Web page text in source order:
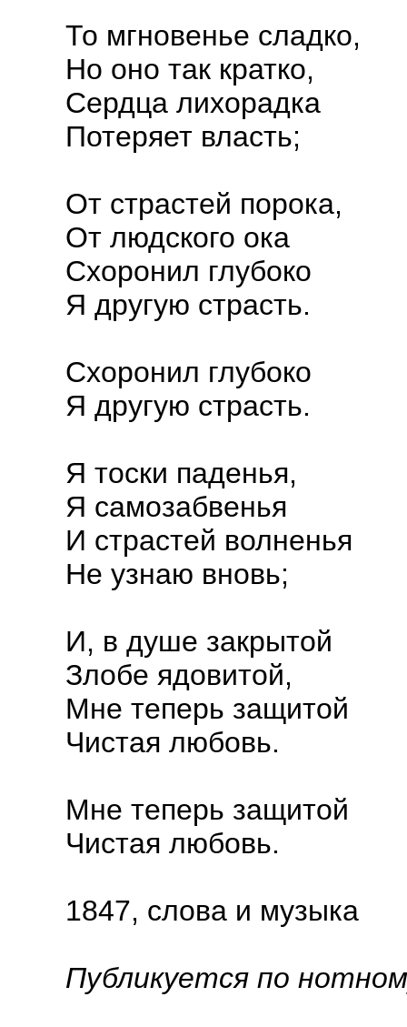
То мгновенье сладко,
Но оно так кратко,
Сердца лихорадка
Потеряет власть;
От страстей порока,
От людского ока
Схоронил глубоко
Я другую страсть.
Схоронил глубоко
Я другую страсть.
Я тоски паденья,
Я самозабвенья
И страстей волненья
Не узнаю вновь;
И, в душе закрытой
Злобе ядовитой,
Мне теперь защитой
Чистая любовь.
Мне теперь защитой
Чистая любовь.
1847, слова и музыка
Публикуется по